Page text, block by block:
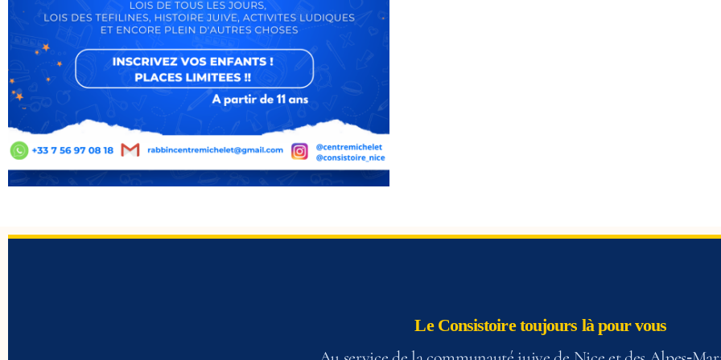
Le Consistoire toujours là pour vous